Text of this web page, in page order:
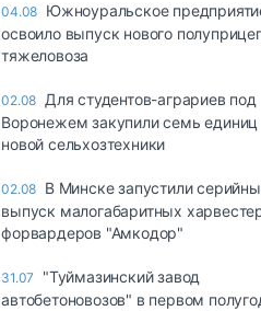
04.08 Южноуральское
освоило выпуск нового
тяжеловоза
02.08 Для студентов-аграриев под
Воронежем закупили семь единиц
новой сельхозтехники
02.08 В Минске запустили
выпуск малогабаритных
форвардеров "Амкодор"
31.07
"Туймазинский завод
автобетоновозов" в первом